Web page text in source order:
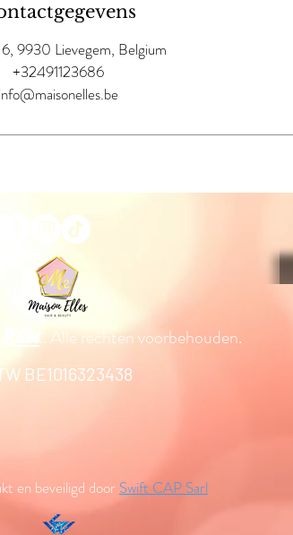
9930 Lievegem, Belgium
+32491123686
info@maisonelles.be
.. Alle rechten voorbehouden.
BE1016323438
en beveiligd door Swift CAP Sarl